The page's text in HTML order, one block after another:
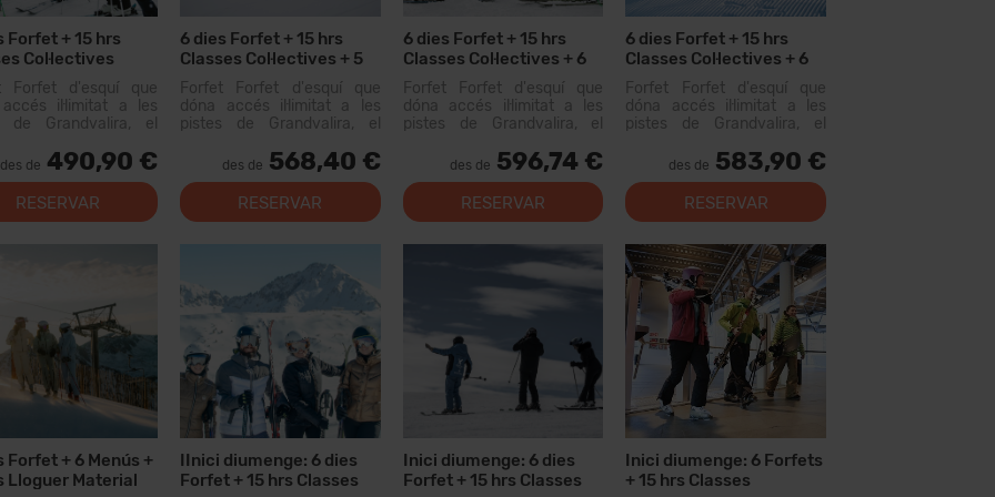
Forfet + 15 hrs
Col·lectives
Forfet d'esquí que
il·limitat a les
de Grandvalira, el
Amb aquest
podràs recórrer més...
des de 490,90 €
RESERVAR
6 dies Forfet + 15 hrs
Classes Col·lectives + 5
Menús
Forfet Forfet d'esquí que
dóna accés il·limitat a les
pistes de Grandvalira, el
dels Pirineus. Amb aquest
forfet podràs recórrer més
de 200 km de pistes, amb
opcions per a tots els nivells,
des de 568,40 €
RESERVAR
6 dies Forfet + 15 hrs
Classes Col·lectives + 6
dies Lloguer Material
Forfet Forfet d'esquí que
dóna accés il·limitat a les
pistes de Grandvalira, el
dels Pirineus. Amb aquest
forfet podràs recórrer més...
des de 596,74 €
RESERVAR
6 dies Forfet + 15 hrs
Classes Col·lectives + 6
Menús
Forfet Forfet d'esquí que
dóna accés il·limitat a les
pistes de Grandvalira, el
dels Pirineus. Amb aquest
forfet podràs recórrer més
de 200 km de pistes, amb
opcions per a tots els nivells,
des de 583,90 €
RESERVAR
Forfet + 6 Menús +
Lloguer Material
IInici diumenge: 6 dies
Forfet + 15 hrs Classes
Inici diumenge: 6 dies
Forfet + 15 hrs Classes
Inici diumenge: 6 Forfets
+ 15 hrs Classes